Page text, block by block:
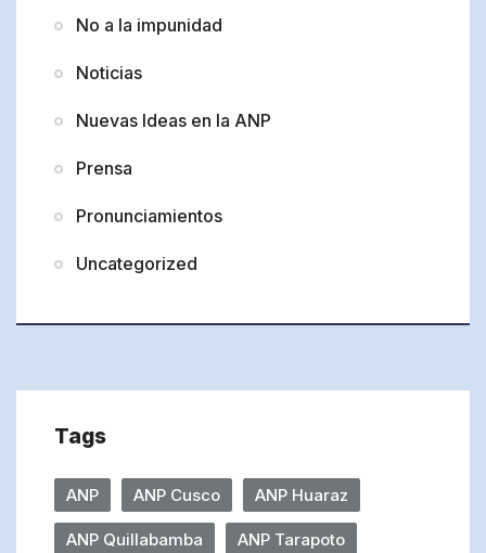
No a la impunidad
Noticias
Nuevas Ideas en la ANP
Prensa
Pronunciamientos
Uncategorized
Tags
ANP ANP Cusco ANP Huaraz
ANP Quillabamba ANP Tarapoto